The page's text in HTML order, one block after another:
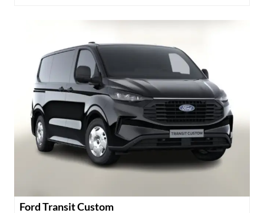
Ford Transit Custom